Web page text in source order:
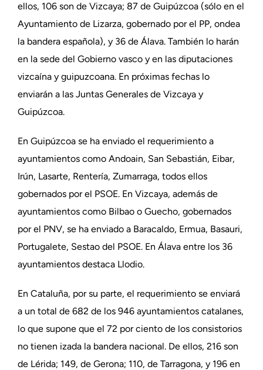
ellos, 106 son de Vizcaya; 87 de Guipúzcoa (sólo en el
Ayuntamiento de Lizarza, gobernado por el PP, ondea
la bandera española), y 36 de Álava. También lo harán
en la sede del Gobierno vasco y en las diputaciones
vizcaína y guipuzcoana. En próximas fechas lo
enviarán a las Juntas Generales de Vizcaya y
Guipúzcoa.
En Guipúzcoa se ha enviado el requerimiento a
ayuntamientos como Andoain, San Sebastián, Eibar,
Irún, Lasarte, Rentería, Zumarraga, todos ellos
gobernados por el PSOE. En Vizcaya, además de
ayuntamientos como Bilbao o Guecho, gobernados
por el PNV, se ha enviado a Baracaldo, Ermua, Basauri,
Portugalete, Sestao del PSOE. En Álava entre los 36
ayuntamientos destaca Llodio.
En Cataluña, por su parte, el requerimiento se enviará
a un total de 682 de los 946 ayuntamientos catalanes,
lo que supone que el 72 por ciento de los consistorios
no tienen izada la bandera nacional. De ellos, 216 son
de Lérida; 149, de Gerona; 110, de Tarragona, y 196 en